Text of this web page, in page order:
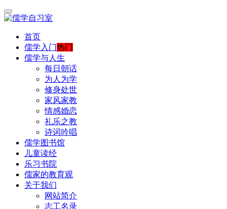
首页
儒学入门热门
儒学与人生
每日朝话
为人为学
修身处世
家风家教
情感婚恋
礼乐之教
诗词吟唱
儒学图书馆
儿童读经
乐习书院
儒家的教育观
关于我们
网站简介
志工名录